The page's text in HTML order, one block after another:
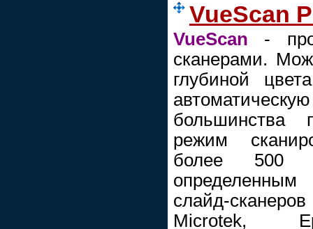
VueScan
VueScan -
сканерами.
глубиной
большинства
режим
более 500
слайд-
Microtek,